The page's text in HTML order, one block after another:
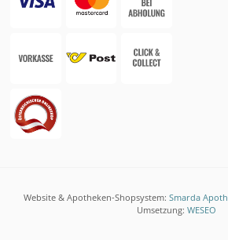
Website & Apotheken-Shopsystem: Smarda
Umsetzung: WESEO